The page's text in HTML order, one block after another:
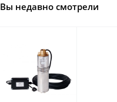
Вы недавно смотрели